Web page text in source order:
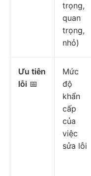
trọng,
quan
trọng,
nhỏ)
Ưu tiên
lỗi 📅
Mức
độ
khẩn
cấp
của
việc
sửa lỗi